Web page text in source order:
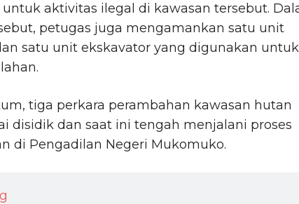
aktivitas ilegal di kawasan tersebut.
petugas juga mengamankan satu unit
satu unit ekskavator yang digunakan untuk
tiga perkara perambahan kawasan hutan
disidik dan saat ini tengah menjalani proses
di Pengadilan Negeri Mukomuko.